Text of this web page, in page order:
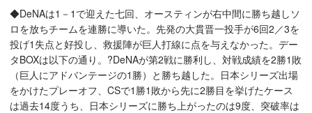
◆DeNAは1－1で迎えた七回、オースティンが右中間に勝ち越しソ
ロを放ちチームを連勝に導いた。先発の大貫晋一投手が6回2／3を
投げ1失点と好投し、救援陣が巨人打線に点を与えなかった。デー
タBOXは以下の通り。?DeNAが第2戦に勝利し、対戦成績を2勝1敗
（巨人にアドバンテージの1勝）と勝ち越した。日本シリーズ出場
をかけたプレーオフ、CSで1勝1敗から先に2勝目を挙げたケース
は過去14度うち、日本シリーズに勝ち上がったのは9度、突破率は